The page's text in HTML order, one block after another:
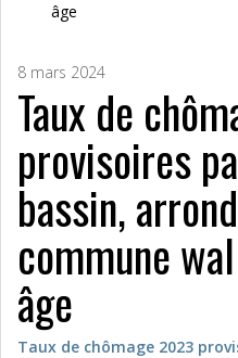
âge
8 mars 2024
Taux de
provisoires
bassin,
commune
âge
Taux de chômage 2023